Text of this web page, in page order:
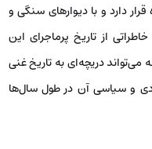
دارد و با دیوارهای سنگی و
از تاریخ پرماجرای این
می‌تواند دریچه‌ای به تاریخ غنی
و سیاسی آن در طول سال‌ها